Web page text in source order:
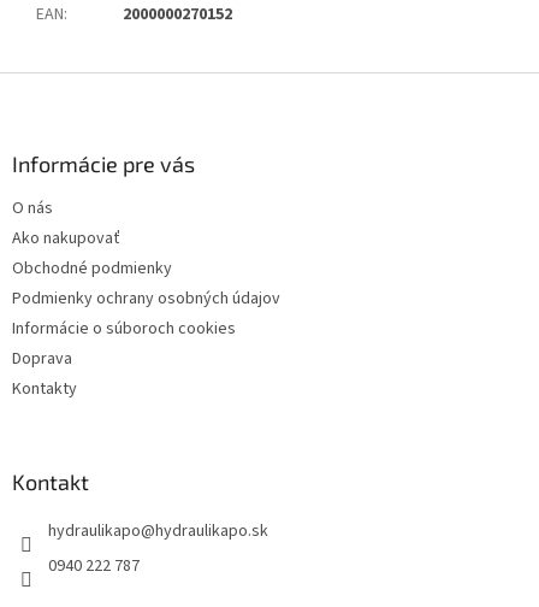
EAN: 2000000270152
Informácie pre vás
O nás
Ako nakupovať
Obchodné podmienky
Podmienky ochrany osobných údajov
Informácie o súboroch cookies
Doprava
Kontakty
Kontakt
hydraulikapo@hydraulikapo.sk
0940 222 787